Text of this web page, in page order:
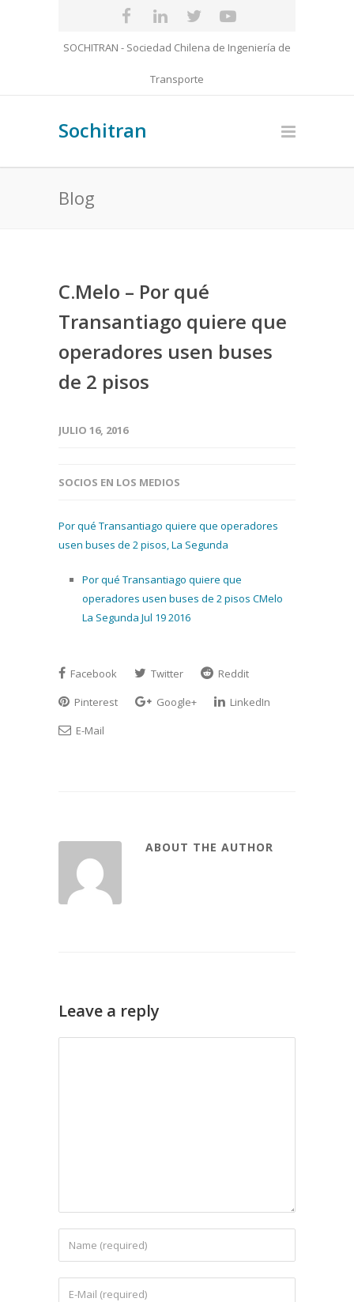
SOCHITRAN - Sociedad Chilena de Ingeniería de
Transporte
Sochitran
Blog
C.Melo – Por qué
Transantiago quiere que
operadores usen buses
de 2 pisos
JULIO 16, 2016
SOCIOS EN LOS MEDIOS
Por qué Transantiago quiere que operadores
usen buses de 2 pisos, La Segunda
Por qué Transantiago quiere que
operadores usen buses de 2 pisos CMelo
La Segunda Jul 19 2016
Facebook Twitter
Reddit
Pinterest
Google+
LinkedIn
E-Mail
ABOUT THE AUTHOR
Leave a reply